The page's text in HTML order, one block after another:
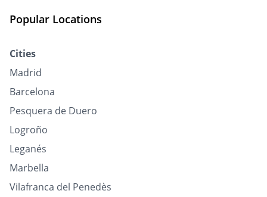
Popular Locations
Cities
Madrid
Barcelona
Pesquera de Duero
Logroño
Leganés
Marbella
Vilafranca del Penedès